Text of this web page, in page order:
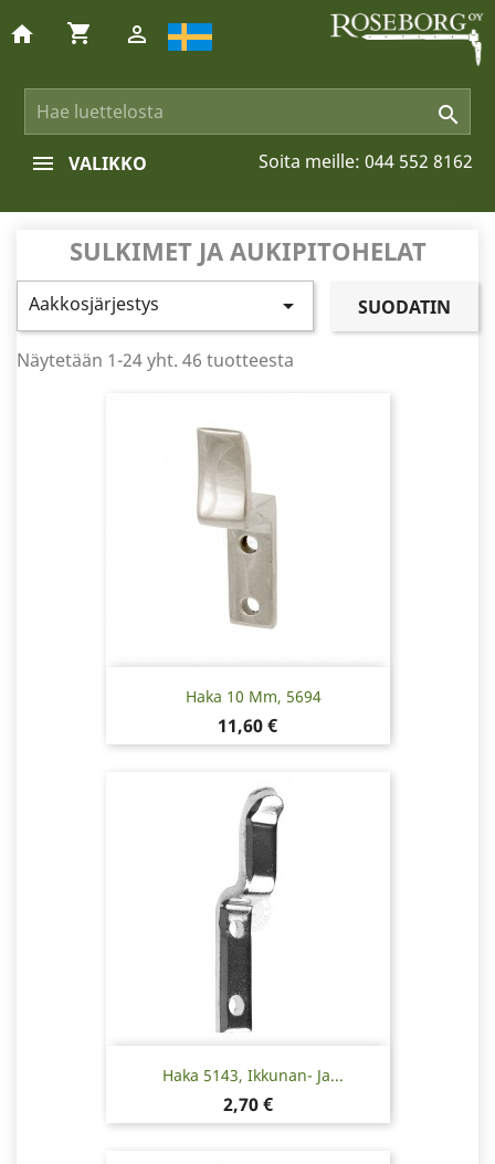

home shopping_cart 
Soita meille: 044 552 8162
VALIKKO
SULKIMET JA AUKIPITOHELAT
Aakkosjärjestys  SUODATIN
Näytetään 1-24 yht. 46 tuotteesta
Haka 10 Mm, 5694
Hinta
11,60 €
Haka 5143, Ikkunan- Ja...
Hinta
2,70 €